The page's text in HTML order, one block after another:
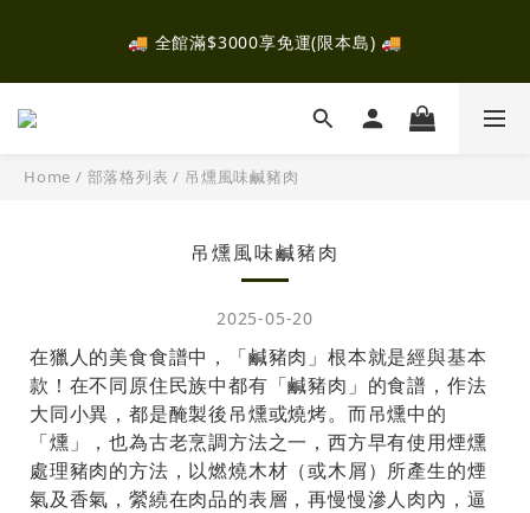
營！ ✈️
🚚 全館滿$3000享免運(限本島) 🚚
✈️ 全館消費滿$2000，即可參加抽獎！有機會抽中富士山露
Home / 部落格列表 / 吊燻風味鹹豬肉
吊燻風味鹹豬肉
2025-05-20
在獵人的美食食譜中，「鹹豬肉」根本就是經與基本
款！在不同原住民族中都有「鹹豬肉」的食譜，作法
大同小異，都是醃製後吊燻或燒烤。而吊燻中的
「燻」，也為古老烹調方法之一，西方早有使用煙燻
處理豬肉的方法，以燃燒木材（或木屑）所產生的煙
氣及香氣，縈繞在肉品的表層，再慢慢滲人肉內，逼